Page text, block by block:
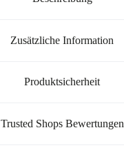
Zusätzliche Information
Produktsicherheit
Trusted Shops Bewertungen